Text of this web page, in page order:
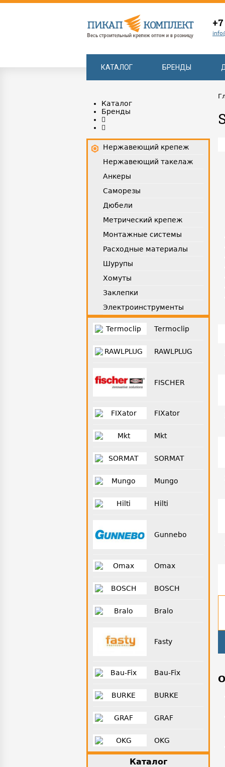
КАТАЛОГ БРЕНДЫ
Каталог
Бренды
Нержавеющий крепеж
Нержавеющий такелаж
Анкеры
Саморезы
Дюбели
Метрический крепеж
Монтажные системы
Расходные материалы
Шурупы
Хомуты
Заклепки
Электроинструменты
Termoclip
RAWLPLUG
FISCHER
FIXator
Mkt
SORMAT
Mungo
Hilti
Gunnebo
Omax
BOSCH
Bralo
Fasty
Bau-Fix
BURKE
GRAF
OKG
Каталог